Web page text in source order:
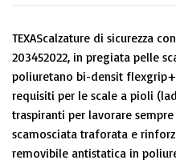
TEXAScalzature di sicurezza
203452022, in pregiata pelle
poliuretano bi-densit
requisiti per le scale a pioli
traspiranti per lavorare
scamosciata traforata e
removibile antistatica in